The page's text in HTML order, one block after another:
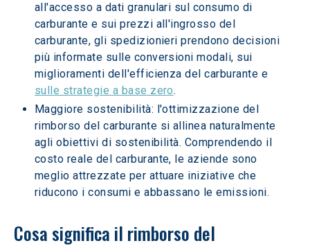
all'accesso a dati granulari sul consumo di
carburante e sui prezzi all'ingrosso del
carburante, gli spedizionieri prendono decisioni
più informate sulle conversioni modali, sui
miglioramenti dell'efficienza del carburante e
sulle strategie a base zero.
Maggiore sostenibilità: l'ottimizzazione del
rimborso del carburante si allinea naturalmente
agli obiettivi di sostenibilità. Comprendendo il
costo reale del carburante, le aziende sono
meglio attrezzate per attuare iniziative che
riducono i consumi e abbassano le emissioni.
Cosa significa il rimborso del